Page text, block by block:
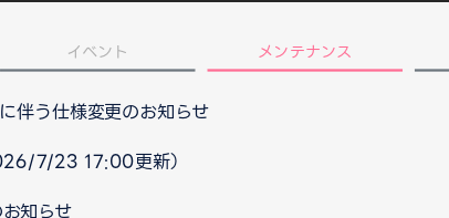
イベント メンテナンス
伴う仕様変更のお知らせ
7/23 17:00更新）
知らせ